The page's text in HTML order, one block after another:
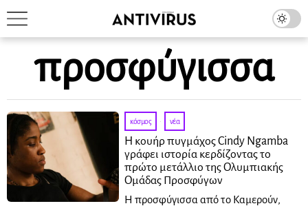
προσφύγισσα
κόσμος · νέα
Η κουήρ πυγμάχος Cindy Ngamba
γράφει ιστορία κερδίζοντας το
πρώτο μετάλλιο της Ολυμπιακής
Ομάδας Προσφύγων
Η προσφύγισσα από το Καμερούν,